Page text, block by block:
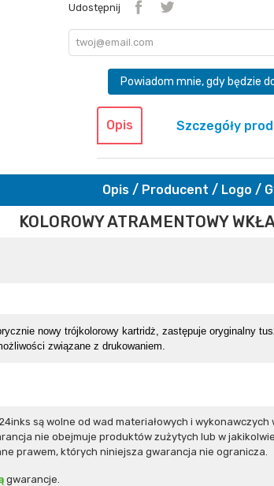
Udostępnij
Powiadom mnie, gdy będzie
Opis Szczegóły
Opis / Producent / Logo /
KOLOROWY ATRAMENTOWY
nowy trójkolorowy kartridż, zastępuje oryginalny
związane z drukowaniem.
są wolne od wad materiałowych i
nie obejmuje produktów zużytych lub w
prawem, których niniejsza gwarancja nie ogranicza.
gwarancje.